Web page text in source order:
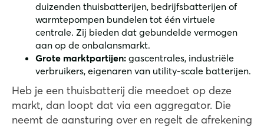
duizenden thuisbatterijen, bedrijfsbatterijen of
warmtepompen bundelen tot één virtuele
centrale. Zij bieden dat gebundelde vermogen
aan op de onbalansmarkt.
Grote marktpartijen: gascentrales, industriële
verbruikers, eigenaren van utility-scale batterijen.
Heb je een thuisbatterij die meedoet op deze
markt, dan loopt dat via een aggregator. Die
neemt de aansturing over en regelt de afrekening